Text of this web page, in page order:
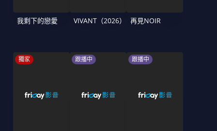
我剩下的戀愛 VIVANT（2026） 再見NOIR
獨家 跟播中 跟播中